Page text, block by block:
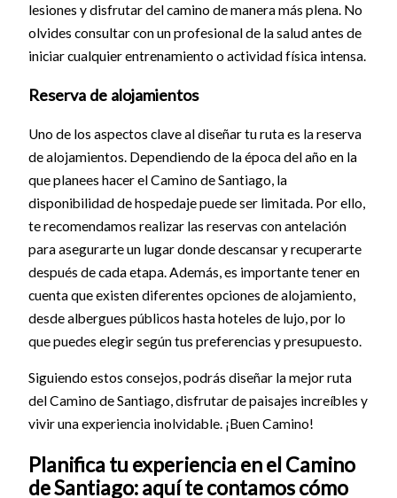
lesiones y disfrutar del camino de manera más plena. No
olvides consultar con un profesional de la salud antes de
iniciar cualquier entrenamiento o actividad física intensa.
Reserva de alojamientos
Uno de los aspectos clave al diseñar tu ruta es la reserva
de alojamientos. Dependiendo de la época del año en la
que planees hacer el Camino de Santiago, la
disponibilidad de hospedaje puede ser limitada. Por ello,
te recomendamos realizar las reservas con antelación
para asegurarte un lugar donde descansar y recuperarte
después de cada etapa. Además, es importante tener en
cuenta que existen diferentes opciones de alojamiento,
desde albergues públicos hasta hoteles de lujo, por lo
que puedes elegir según tus preferencias y presupuesto.
Siguiendo estos consejos, podrás diseñar la mejor ruta
del Camino de Santiago, disfrutar de paisajes increíbles y
vivir una experiencia inolvidable. ¡Buen Camino!
Planifica tu experiencia en el Camino
de Santiago: aquí te contamos cómo